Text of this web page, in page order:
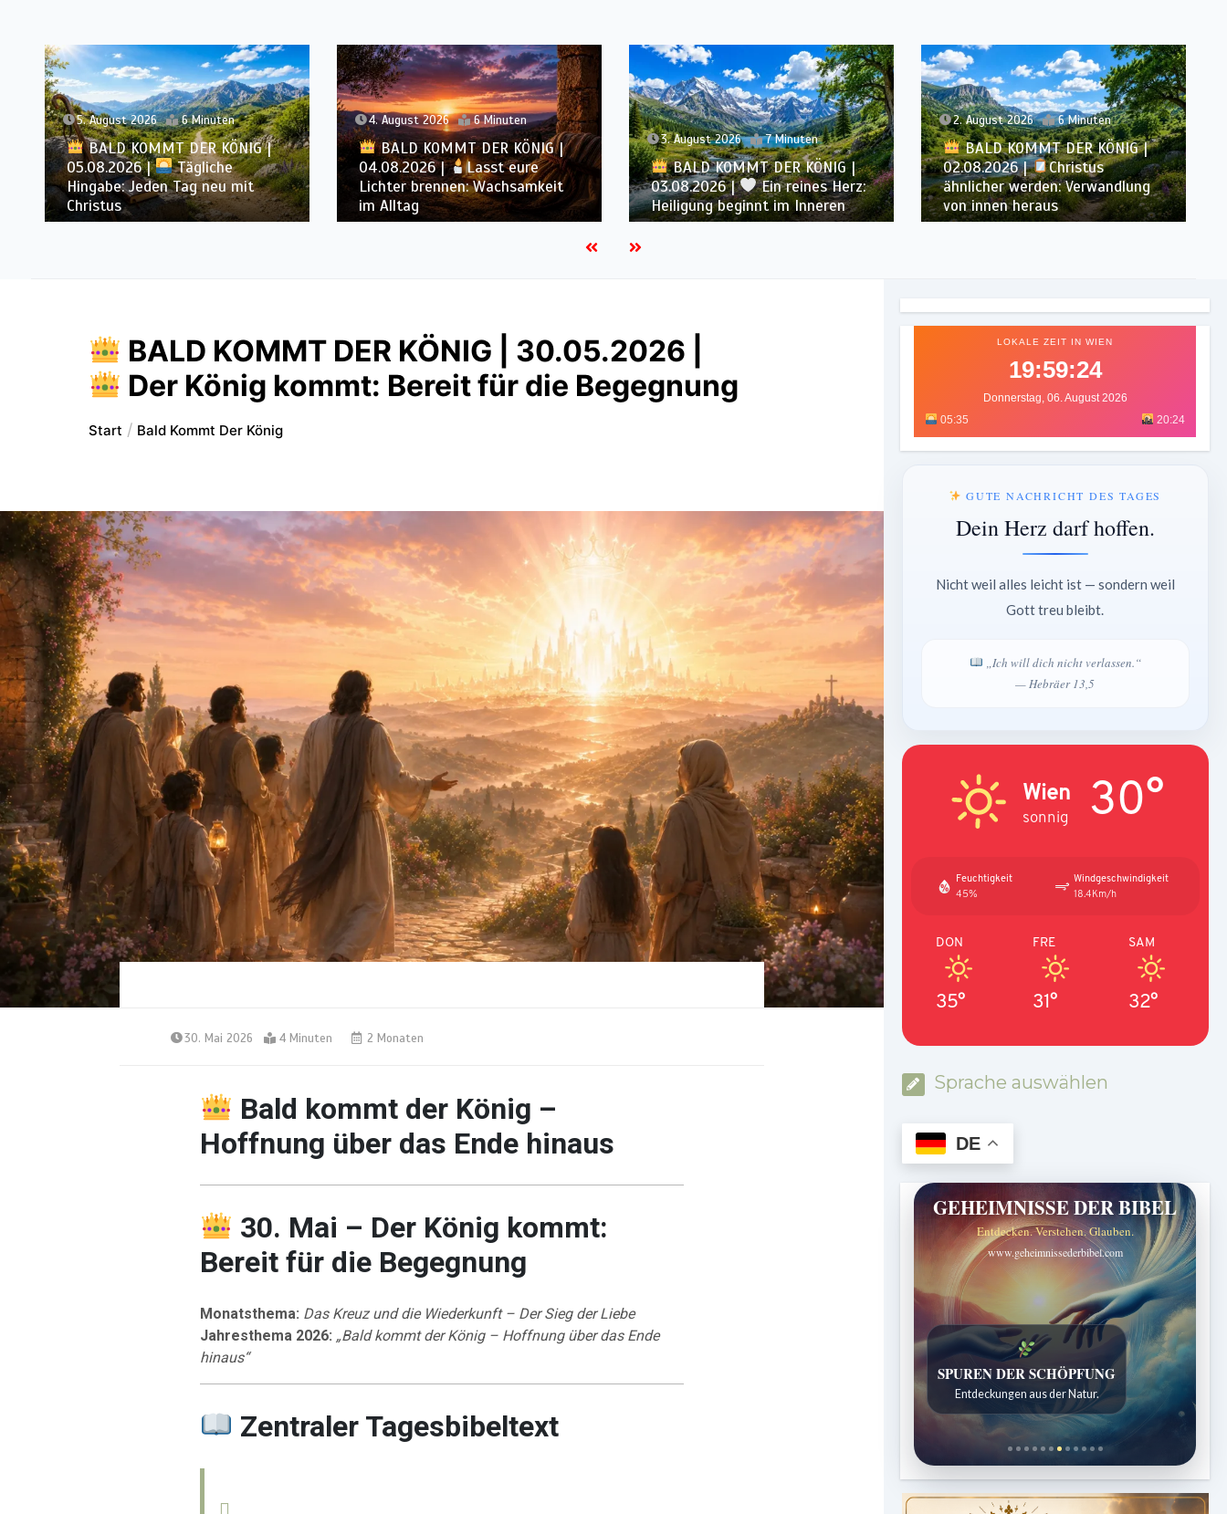
4. August 2026 6 Minuten
BALD KOMMT DER KÖNIG |
04.08.2026 |
Lasst eure
Lichter brennen: Wachsamkeit
im Alltag
3. August 2026 7 Minuten
BALD KOMMT DER KÖNIG |
03.08.2026 |
Ein reines Herz:
Heiligung beginnt im Inneren
2. August 2026 6 Minuten
BALD KOMMT DER KÖNIG |
02.08.2026 |
Christus
ähnlicher werden: Verwandlung
von innen heraus
1. August 2026 7 Minuten
BALD KOMMT DER KÖNIG |
01.08.2026 |
Die Hoffnung,
die reinigt: Bereit sein für Jesus
BALD KOMMT DER KÖNIG | 30.05.2026 |
Der König kommt: Bereit für die Begegnung
Start Bald Kommt Der König
30. Mai 2026 4 Minuten 2 Monaten
Bald kommt der König –
Hoffnung über das Ende hinaus
30. Mai – Der König kommt:
Bereit für die Begegnung
Monatsthema: Das Kreuz und die Wiederkunft – Der Sieg der Liebe
Jahresthema 2026: „Bald kommt der König – Hoffnung über das Ende
hinaus“
Zentraler Tagesbibeltext
LOKALE ZEIT IN WIEN
19:59:26
Donnerstag, 06. August 2026
05:35
20:24
GUTE NACHRICHT DES TAGES
Dein Herz darf hoffen.
Nicht weil alles leicht ist — sondern weil
Gott treu bleibt.
„Ich will dich nicht verlassen.“
— Hebräer 13,5
Wien
sonnig 30°
Feuchtigkeit
45%
Windgeschwindigkeit
18.4Km/h
DON
35°
FRE
31°
SAM
32°
Sprache auswählen
DE
GEHEIMNISSE DER BIBEL
Entdecken. Verstehen. Glauben.
www.geheimnissederbibel.com
SPUREN DER SCHÖPFUNG
Entdeckungen aus der Natur.